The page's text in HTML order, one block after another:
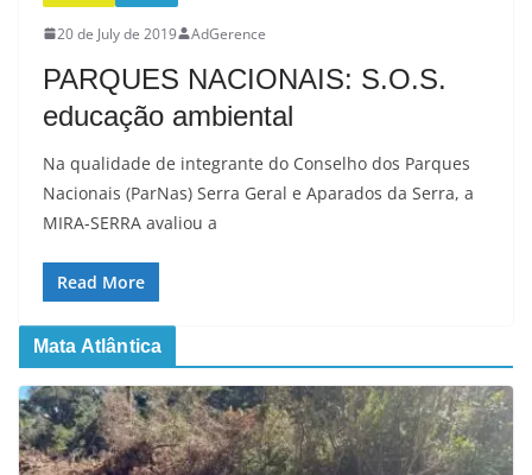
20 de July de 2019 AdGerence
PARQUES NACIONAIS: S.O.S.
educação ambiental
Na qualidade de integrante do Conselho dos Parques
Nacionais (ParNas) Serra Geral e Aparados da Serra, a
MIRA-SERRA avaliou a
Read More
Mata Atlântica